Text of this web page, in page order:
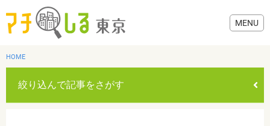
HOME
絞り込んで記事をさがす